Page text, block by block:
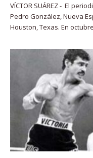
VÍCTOR SUÁREZ - El
Pedro González, Nueva
Houston, Texas. En